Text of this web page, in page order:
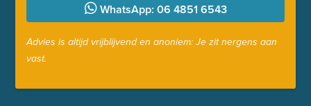
WhatsApp: 06 4851 6543
Advies is altijd vrijblijvend en anoniem: Je zit nergens aan
vast.